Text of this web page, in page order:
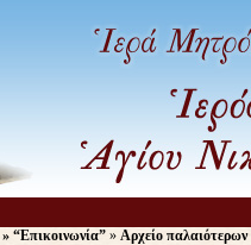
» “Επικοινωνία” » Αρχείο παλαιότερων